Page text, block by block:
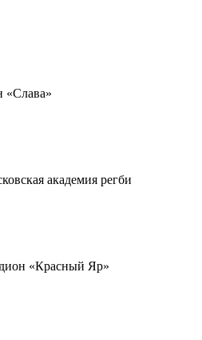
«Слава»
академия регби
«Красный Яр»